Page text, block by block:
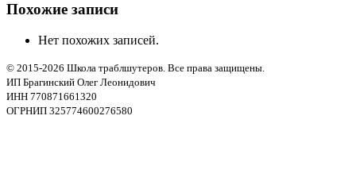
Похожие записи
Нет похожих записей.
© 2015-2026 Школа траблшутеров. Все права защищены.
ИП Брагинский Олег Леонидович
ИНН 770871661320
ОГРНИП 325774600276580